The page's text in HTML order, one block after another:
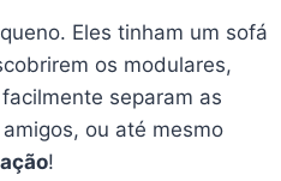
Eles tinham um sofá
os modulares,
separam as
ou até mesmo
!